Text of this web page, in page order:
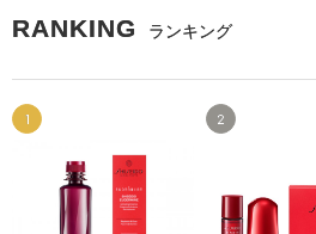
RANKING ランキング
1 2